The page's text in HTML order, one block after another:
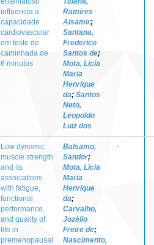
influencia a
capacidade
cardiovascular
em teste de
caminhada de
6 minutos
Ramires
Alsamir;
Santana,
Frederico
Santos de;
Mota, Licia
Maria
Henrique
da; Santos
Neto,
Leopoldo
Luiz dos
Low dynamic
muscle strength
and its
associations
with fatigue,
functional
performance,
and quality of
life in
premenopausal
Balsamo,
Sandor;
Mota, Licia
Maria
Henrique
da;
Carvalho,
Jozélio
Freire de;
Nascimento,
-